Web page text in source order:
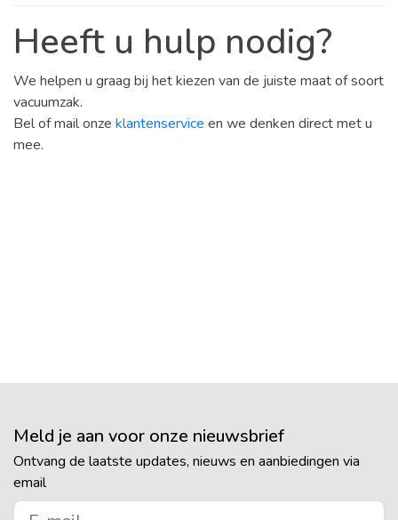
Heeft u hulp nodig?
We helpen u graag bij het kiezen van de juiste maat of soort
vacuumzak.
Bel of mail onze klantenservice en we denken direct met u
mee.
Meld je aan voor onze nieuwsbrief
Ontvang de laatste updates, nieuws en aanbiedingen via
email